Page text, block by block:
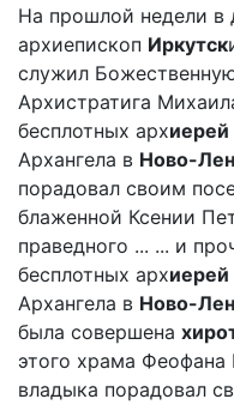
На прошлой недели в
архиепископ Иркутск
служил
Архистратига
бесплотных архиерей
Архангела в Ново-
порадовал своим
блаженной Ксении
праведного ... ... и
бесплотных архиерей
Архангела в Ново-
была совершена
этого храма
владыка порадовал